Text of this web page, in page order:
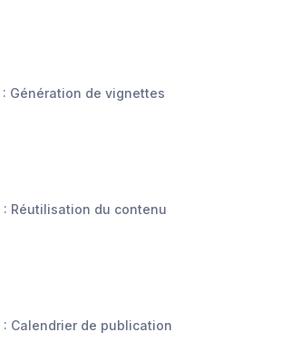
: Génération de vignettes
: Réutilisation du contenu
: Calendrier de publication